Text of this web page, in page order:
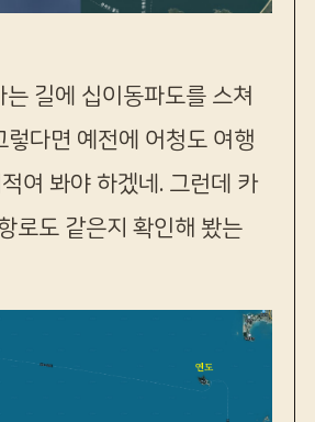
길에 십이동파도를 스쳐
렇다면 예전에 어청도 여행
여 봐야 하겠네. 그런데 카
로도 같은지 확인해 봤는